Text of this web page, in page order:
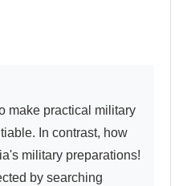
In contrast, how
military preparations!
by searching